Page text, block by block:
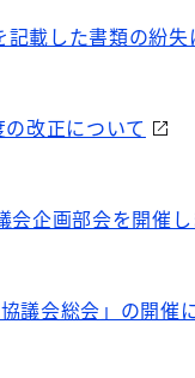
載した書類の紛失
の改正について
会企画部会を開催
議会総会」の開催